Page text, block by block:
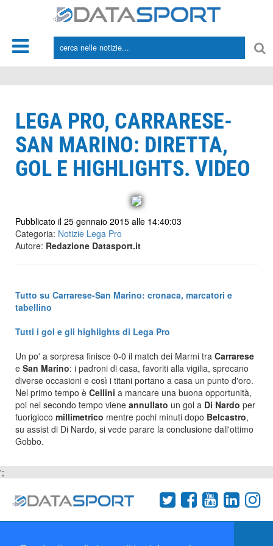
LEGA PRO, CARRARESE-
SAN MARINO: DIRETTA,
GOL E HIGHLIGHTS. VIDEO
Pubblicato il 25 gennaio 2015 alle 14:40:03
Categoria: Notizie Lega Pro
Autore: Redazione Datasport.it
Tutto su Carrarese-San Marino: cronaca, marcatori e
tabellino
Tutti i gol e gli highlights di Lega Pro
Un po' a sorpresa finisce 0-0 il match dei Marmi tra Carrarese
e San Marino: i padroni di casa, favoriti alla vigilia, sprecano
diverse occasioni e così i titani portano a casa un punto d'oro.
Nel primo tempo è Cellini a mancare una buona opportunità,
poi nel secondo tempo viene annullato un gol a Di Nardo per
fuorigioco millimetrico mentre pochi minuti dopo Belcastro,
su assist di Di Nardo, si vede parare la conclusione dall'ottimo
Gobbo.
';